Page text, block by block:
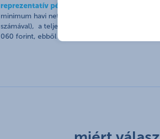
reprezentatív példa K&H kiemelt személyi
minimum havi nettó 400 ezer forintos
számával), a teljes futamidő alatt fix, éves
060 forint, ebből a hiteldíjban foglalt díjak,